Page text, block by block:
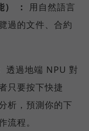
：
用自然語言
過的文件、合約
透過地端 NPU 對
只要按下快捷
析，預測你的下
流程。